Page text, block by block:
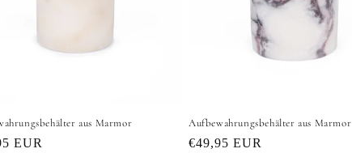
aus Marmor
EUR
Aufbewahrungsbehälter aus Marmor
Normaler
€49,95 EUR